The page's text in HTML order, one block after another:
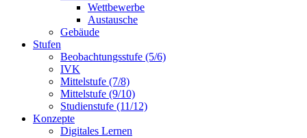
Wettbewerbe
Austausche
Gebäude
Stufen
Beobachtungsstufe (5/6)
IVK
Mittelstufe (7/8)
Mittelstufe (9/10)
Studienstufe (11/12)
Konzepte
Digitales Lernen